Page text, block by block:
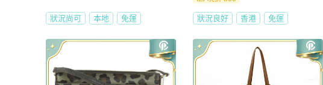
狀況尚可 本地 免運 狀況良好 香港 免運